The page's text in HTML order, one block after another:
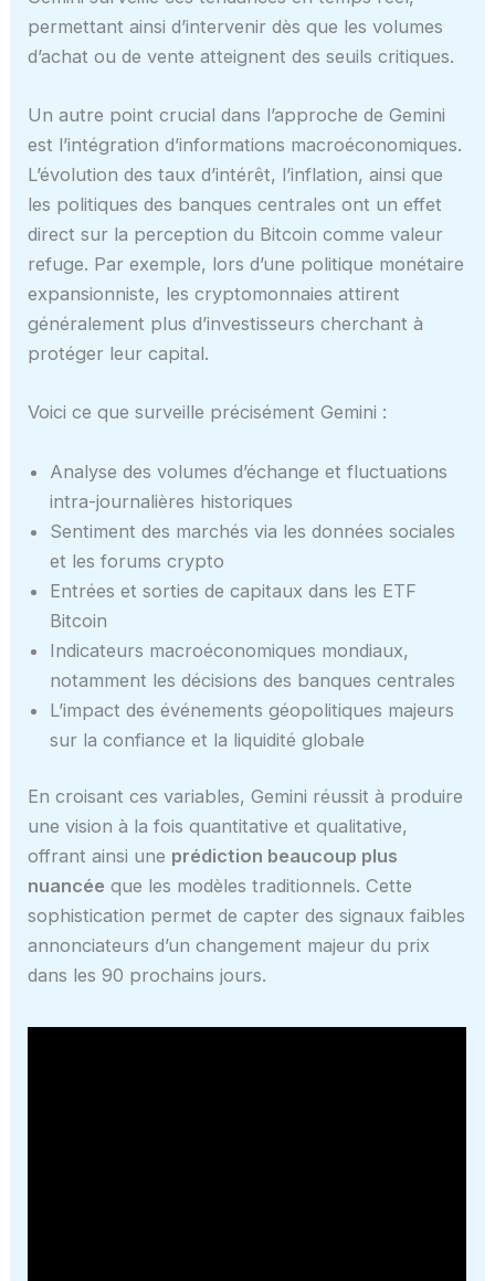
permettant ainsi d’intervenir dès que les volumes
d’achat ou de vente atteignent des seuils critiques.
Un autre point crucial dans l’approche de Gemini
est l’intégration d’informations macroéconomiques.
L’évolution des taux d’intérêt, l’inflation, ainsi que
les politiques des banques centrales ont un effet
direct sur la perception du Bitcoin comme valeur
refuge. Par exemple, lors d’une politique monétaire
expansionniste, les cryptomonnaies attirent
généralement plus d’investisseurs cherchant à
protéger leur capital.
Voici ce que surveille précisément Gemini :
Analyse des volumes d’échange et fluctuations
intra-journalières historiques
Sentiment des marchés via les données sociales
et les forums crypto
Entrées et sorties de capitaux dans les ETF
Bitcoin
Indicateurs macroéconomiques mondiaux,
notamment les décisions des banques centrales
L’impact des événements géopolitiques majeurs
sur la confiance et la liquidité globale
En croisant ces variables, Gemini réussit à produire
une vision à la fois quantitative et qualitative,
offrant ainsi une prédiction beaucoup plus
nuancée que les modèles traditionnels. Cette
sophistication permet de capter des signaux faibles
annonciateurs d’un changement majeur du prix
dans les 90 prochains jours.